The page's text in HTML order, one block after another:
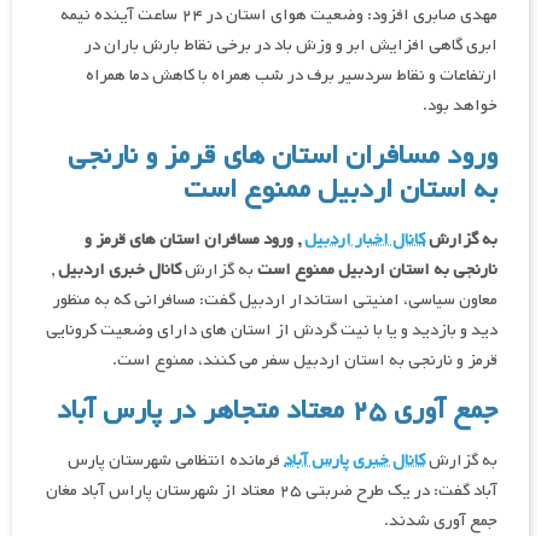
مهدی صابری افزود: وضعیت هوای استان در ۲۴ ساعت آینده نیمه
ابری گاهی افزایش ابر و وزش باد در برخی نقاط بارش باران در
ارتفاعات و نقاط سردسیر برف در شب همراه با کاهش دما همراه
خواهد بود.
ورود مسافران استان های قرمز و نارنجی
به استان اردبیل ممنوع است
به گزارشکانال اخبار اردبیل, ورود مسافران استان های قرمز و
نارنجی به استان اردبیل ممنوع استبه گزارشکانال خبری اردبیل,
معاون سیاسی، امنیتی استاندار اردبیل گفت: مسافرانی که به منظور
دید و بازدید و یا با نیت گردش از استان های دارای وضعیت کرونایی
قرمز و نارنجی به استان اردبیل سفر می کنند، ممنوع است.
جمع آوری ۲۵ معتاد متجاهر در پارس آباد
به گزارشکانال خبری پارس آبادفرمانده انتظامی شهرستان پارس
آباد گفت: در یک طرح ضربتی ۲۵ معتاد از شهرستان پاراس آباد مغان
جمع آوری شدند.